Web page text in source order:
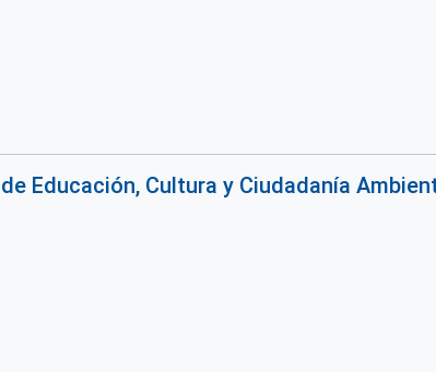
Educación, Cultura y Ciudadanía